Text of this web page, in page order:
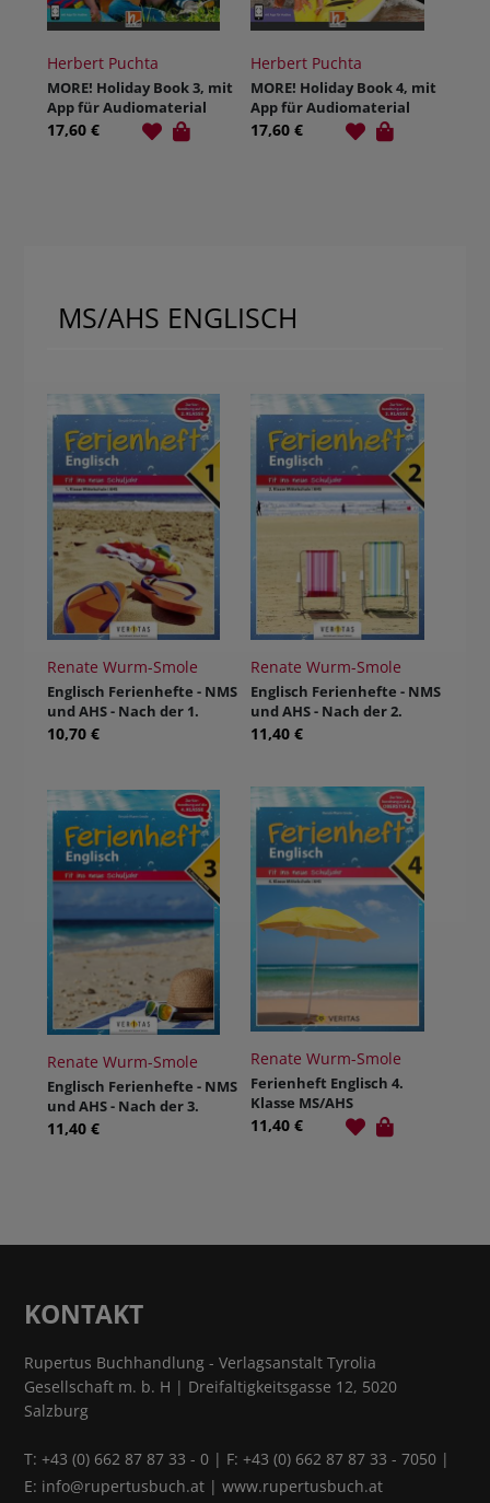
Herbert Puchta
MORE! Holiday Book 3, mit
App für Audiomaterial
17,60 €
Herbert Puchta
MORE! Holiday Book 4, mit
App für Audiomaterial
17,60 €
MS/AHS ENGLISCH
Renate Wurm-Smole
Englisch Ferienhefte - NMS
und AHS - Nach der 1.
Klasse
10,70 €
Renate Wurm-Smole
Englisch Ferienhefte - NMS
und AHS - Nach der 2.
Klasse
11,40 €
Renate Wurm-Smole
Englisch Ferienhefte - NMS
und AHS - Nach der 3.
Klasse
11,40 €
Renate Wurm-Smole
Ferienheft Englisch 4.
Klasse MS/AHS
11,40 €
KONTAKT
Rupertus Buchhandlung - Verlagsanstalt Tyrolia
Gesellschaft m. b. H | Dreifaltigkeitsgasse 12, 5020
Salzburg
T:+43 (0) 662 87 87 33 - 0 | F: +43 (0) 662 87 87 33 - 7050 |
E: info@rupertusbuch.at |www.rupertusbuch.at